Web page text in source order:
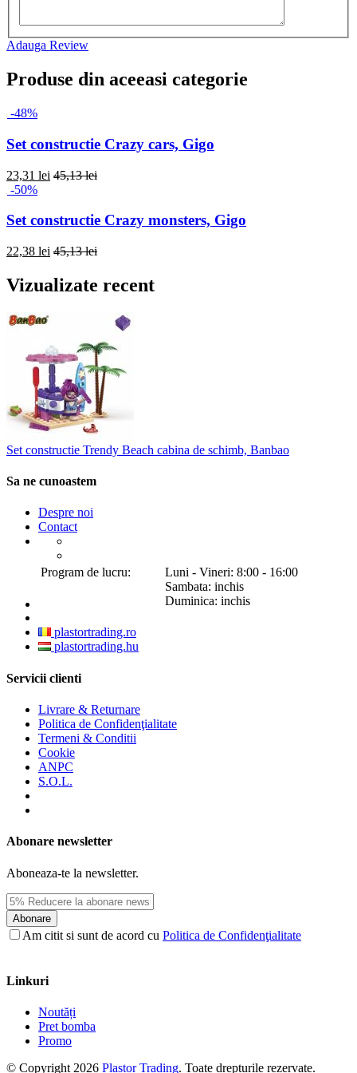
Adauga Review
Produse din aceeasi categorie
-48%
Set constructie Crazy cars, Gigo
23,31 lei 45,13 lei
-50%
Set constructie Crazy monsters, Gigo
22,38 lei 45,13 lei
Vizualizate recent
Set constructie Trendy Beach cabina de schimb, Banbao
Sa ne cunoastem
Despre noi
Contact
Program de lucru:
Luni - Vineri: 8:00 - 16:00
Sambata: inchis
Duminica: inchis
plastortrading.ro
plastortrading.hu
Servicii clienti
Livrare & Returnare
Politica de Confidenţialitate
Termeni & Conditii
Cookie
ANPC
S.O.L.
Abonare newsletter
Aboneaza-te la newsletter.
Abonare
Am citit si sunt de acord cu Politica de Confidenţialitate
Linkuri
Noutăți
Pret bomba
Promo
© Copyright 2026 Plastor Trading. Toate drepturile rezervate.